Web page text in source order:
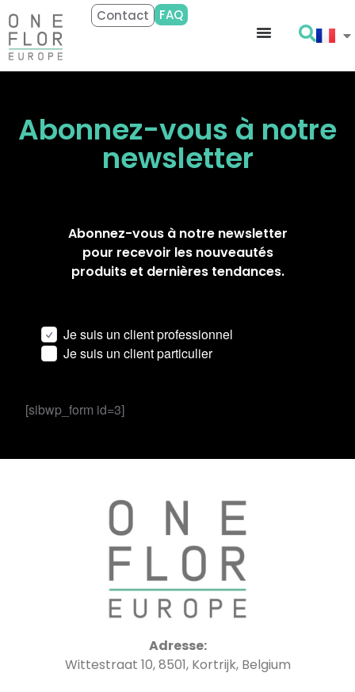
Contact FAQ
Abonnez-vous à notre
newsletter
Abonnez-vous à notre newsletter
pour recevoir les nouveautés
produits et dernières tendances.
Je suis un client professionnel
Je suis un client particulier
[sibwp_form id=3]
Adresse:
Wittestraat 10, 8501, Kortrijk, Belgium